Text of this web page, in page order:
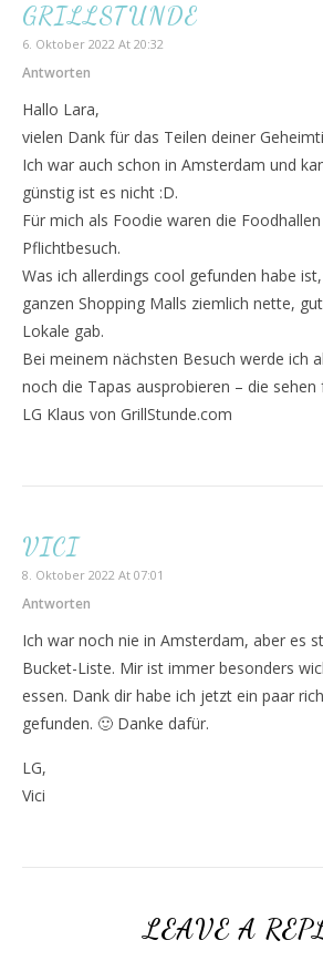
GRILLSTUNDE
6. Oktober 2022 At 20:32
Antworten
Hallo Lara,
vielen Dank für das Teilen deiner
Ich war auch schon in Amsterdam und
günstig ist es nicht :D.
Für mich als Foodie waren die
Pflichtbesuch.
Was ich allerdings cool gefunden habe
ganzen Shopping Malls ziemlich nette,
Lokale gab.
Bei meinem nächsten Besuch werde ich
noch die Tapas ausprobieren – die sehen
LG Klaus von GrillStunde.com
VICI
8. Oktober 2022 At 07:01
Antworten
Ich war noch nie in Amsterdam, aber es
Bucket-Liste. Mir ist immer besonders
essen. Dank dir habe ich jetzt ein paar
gefunden. 🙂 Danke dafür.
LG,
Vici
LEAVE A